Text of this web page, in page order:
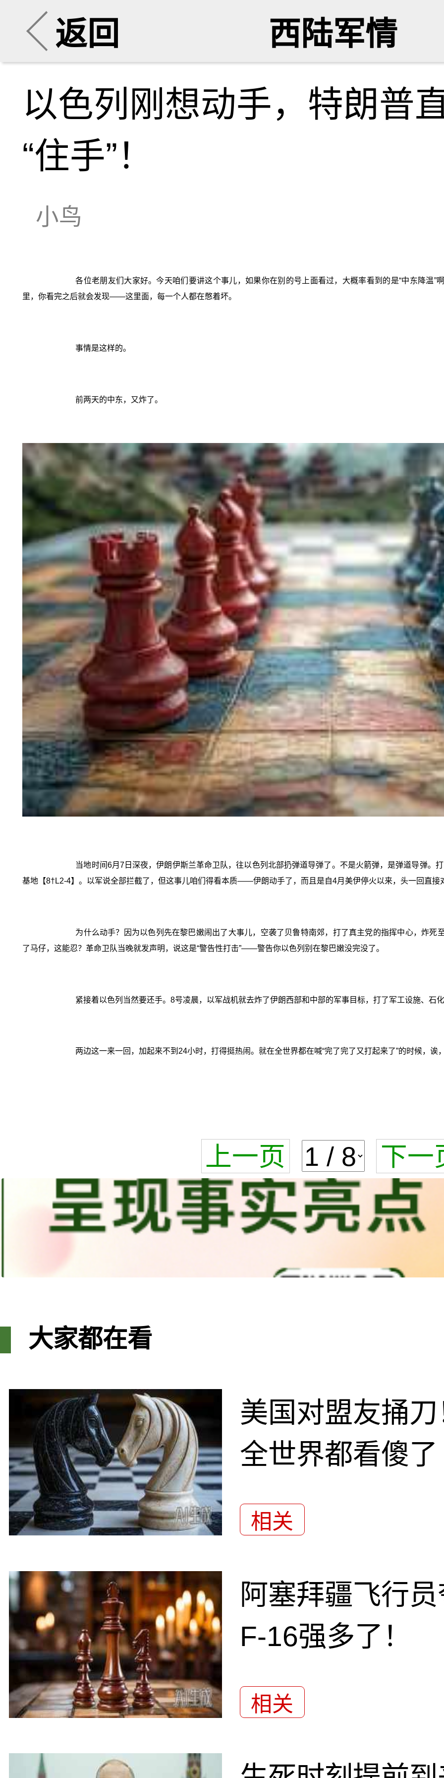
返回 西陆军情
以色列刚想动手，特朗普
“住手”！
小鸟
各位老朋友们大家好。今天咱们要讲这个事儿，如果你在别的号上面看过，大概率看到的是“中东降温”
里，你看完之后就会发现——这里面，每一个人都在憋着坏。
事情是这样的。
前两天的中东，又炸了。
当地时间6月7日深夜，伊朗伊斯兰革命卫队，往以色列北部扔弹道导弹了。不是火箭弹，是弹道导弹。
基地【8†L2-4】。以军说全部拦截了，但这事儿咱们得看本质——伊朗动手了，而且是自4月美伊停火以来，头一回直接
为什么动手？因为以色列先在黎巴嫩闹出了大事儿，空袭了贝鲁特南郊，打了真主党的指挥中心，炸死
了马仔，这能忍？革命卫队当晚就发声明，说这是“警告性打击”——警告你以色列别在黎巴嫩没完没了。
紧接着以色列当然要还手。8号凌晨，以军战机就去炸了伊朗西部和中部的军事目标，打了军工设施、石
两边这一来一回，加起来不到24小时，打得挺热闹。就在全世界都在喊“完了完了又打起来了”的时候，诶
上一页 下一
大家都在看
美国对盟友捅
全世界都看傻了
相关
阿塞拜疆飞行
F-16强多了！
相关